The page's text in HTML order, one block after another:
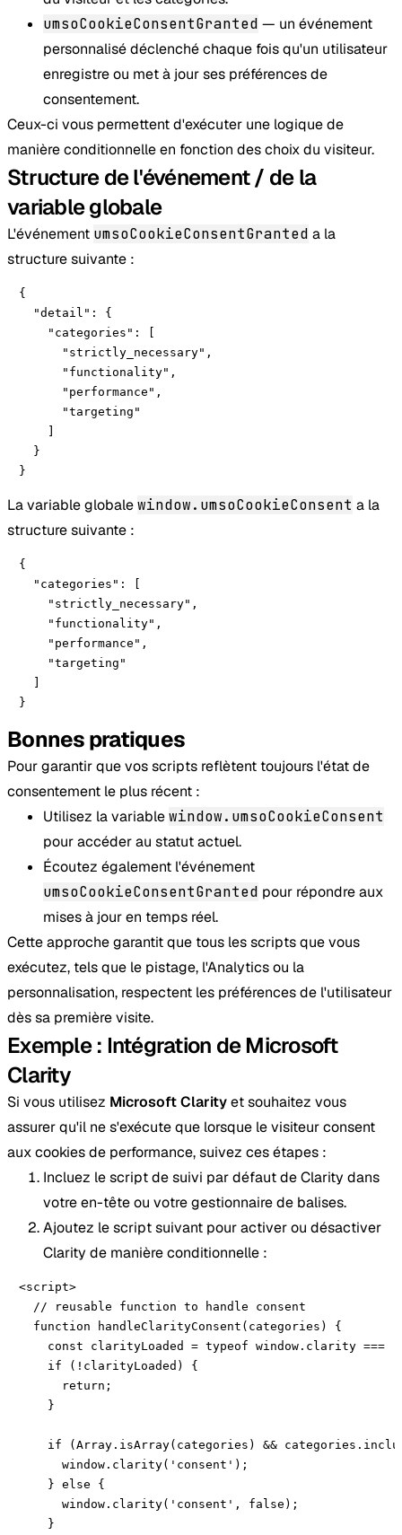
umsoCookieConsentGranted — un événement
personnalisé déclenché chaque fois qu'un utilisateur
enregistre ou met à jour ses préférences de
consentement.
Ceux-ci vous permettent d'exécuter une logique de
manière conditionnelle en fonction des choix du visiteur.
Structure de l'événement / de la
variable globale
L'événement umsoCookieConsentGranted a la
structure suivante : ​
{
  "detail": {
    "categories": [
      "strictly_necessary",
      "functionality",
      "performance",
      "targeting"
  }
}
La variable globalewindow.umsoCookieConsent a la
structure suivante : ​
{
  "categories": [
    "strictly_necessary",
    "functionality",
    "performance",
    "targeting"
}
Bonnes pratiques
Pour garantir que vos scripts reflètent toujours l'état de
consentement le plus récent :
Utilisez la variablewindow.umsoCookieConsent
pour accéder au statut actuel.
Écoutez également l'événement
umsoCookieConsentGranted pour répondre aux
mises à jour en temps réel.
Cette approche garantit que tous les scripts que vous
exécutez, tels que le pistage, l'Analytics ou la
personnalisation, respectent les préférences de l'utilisateur
dès sa première visite.
Exemple : Intégration de Microsoft
Clarity
Si vous utilisez Microsoft Clarityet souhaitez vous
assurer qu'il ne s'exécute que lorsque le visiteur consent
aux cookies de performance, suivez ces étapes :
Incluez le script de suivi par défaut de Clarity dans
votre en-tête ou votre gestionnaire de balises.
Ajoutez le script suivant pour activer ou désactiver
Clarity de manière conditionnelle :
<script>
  // reusable function to handle consent
  function handleClarityConsent(categories) {
const clarityLoaded = typeof window.clarity ===
    if (!clarityLoaded) {
      return;
    }
if (Array.isArray(categories) &&
      window.clarity('consent');
    } else {
      window.clarity('consent', false);
    }